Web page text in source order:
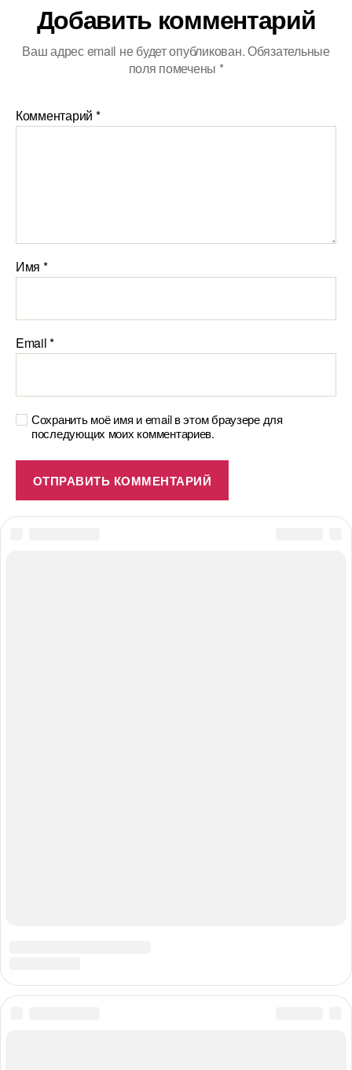
Добавить комментарий
Ваш адрес email не будет опубликован.Обязательные
поля помечены *
Комментарий *
Имя *
Email*
Сохранить моё имя и email в этом браузере для
последующих моих комментариев.